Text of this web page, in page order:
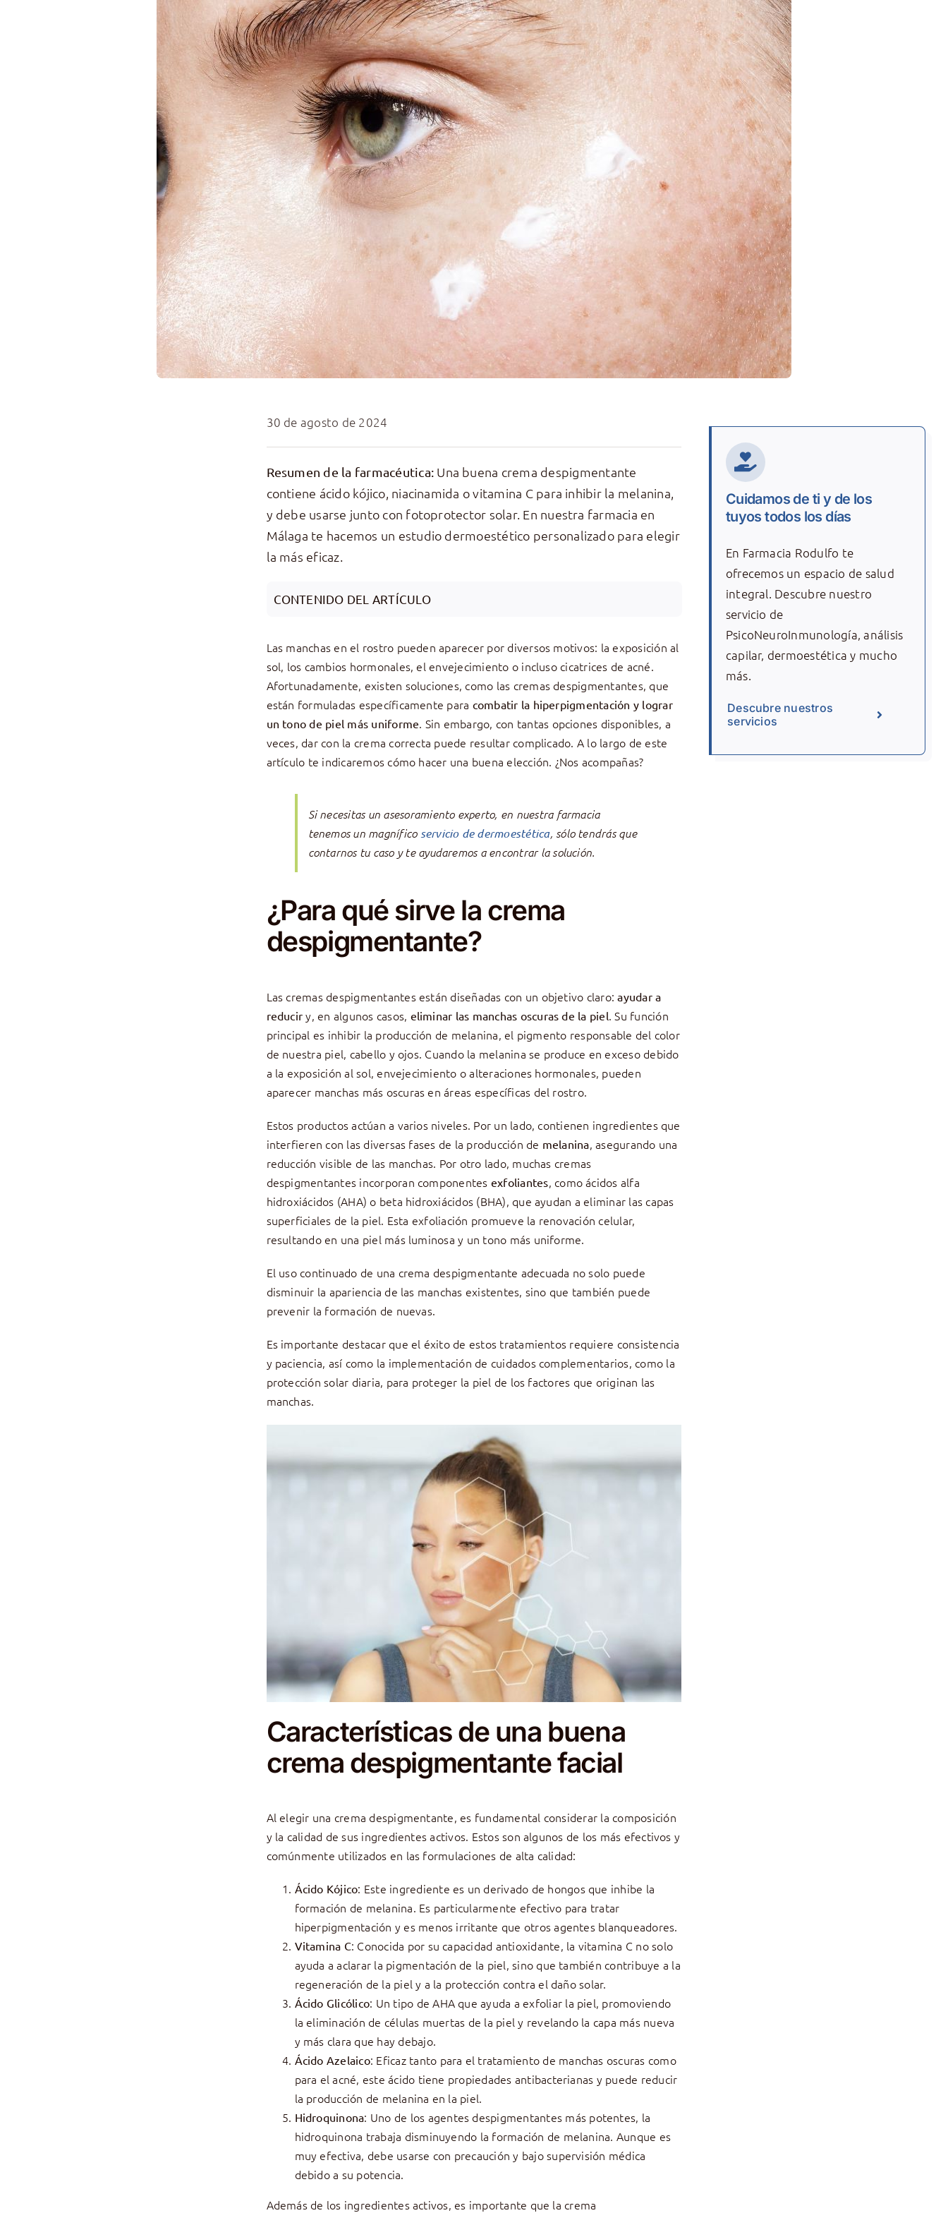
30 de agosto de 2024
Resumen de la farmacéutica: Una buena crema despigmentante
contiene ácido kójico, niacinamida o vitamina C para inhibir la melanina,
y debe usarse junto con fotoprotector solar. En nuestra farmacia en
Málaga te hacemos un estudio dermoestético personalizado para elegir
la más eficaz.
CONTENIDO DEL ARTÍCULO
Las manchas en el rostro pueden aparecer por diversos motivos: la exposición al
sol, los cambios hormonales, el envejecimiento o incluso cicatrices de acné.
Afortunadamente, existen soluciones, como las cremas despigmentantes, que
están formuladas específicamente para combatir la hiperpigmentación y lograr
un tono de piel más uniforme. Sin embargo, con tantas opciones disponibles, a
veces, dar con la crema correcta puede resultar complicado. A lo largo de este
artículo te indicaremos cómo hacer una buena elección. ¿Nos acompañas?
Si necesitas un asesoramiento experto, en nuestra farmacia
tenemos un magnífico servicio de dermoestética, sólo tendrás que
contarnos tu caso y te ayudaremos a encontrar la solución.
¿Para qué sirve la crema
despigmentante?
Las cremas despigmentantes están diseñadas con un objetivo claro:ayudar a
reducir y, en algunos casos, eliminar las manchas oscuras de la piel. Su función
principal es inhibir la producción de melanina, el pigmento responsable del color
de nuestra piel, cabello y ojos. Cuando la melanina se produce en exceso debido
a la exposición al sol, envejecimiento o alteraciones hormonales, pueden
aparecer manchas más oscuras en áreas específicas del rostro.
Estos productos actúan a varios niveles. Por un lado, contienen ingredientes que
interfieren con las diversas fases de la producción de melanina, asegurando una
reducción visible de las manchas. Por otro lado, muchas cremas
despigmentantes incorporan componentes exfoliantes, como ácidos alfa
hidroxiácidos (AHA) o beta hidroxiácidos (BHA), que ayudan a eliminar las capas
superficiales de la piel. Esta exfoliación promueve la renovación celular,
resultando en una piel más luminosa y un tono más uniforme.
El uso continuado de una crema despigmentante adecuada no solo puede
disminuir la apariencia de las manchas existentes, sino que también puede
prevenir la formación de nuevas.
Es importante destacar que el éxito de estos tratamientos requiere consistencia
y paciencia, así como la implementación de cuidados complementarios, como la
protección solar diaria, para proteger la piel de los factores que originan las
manchas.
Características de una buena
crema despigmentante facial
Al elegir una crema despigmentante, es fundamental considerar la composición
y la calidad de sus ingredientes activos. Estos son algunos de los más efectivos y
comúnmente utilizados en las formulaciones de alta calidad:
Ácido Kójico: Este ingrediente es un derivado de hongos que inhibe la
formación de melanina. Es particularmente efectivo para tratar
hiperpigmentación y es menos irritante que otros agentes blanqueadores.
Vitamina C: Conocida por su capacidad antioxidante, la vitamina C no solo
ayuda a aclarar la pigmentación de la piel, sino que también contribuye a la
regeneración de la piel y a la protección contra el daño solar.
Ácido Glicólico: Un tipo de AHA que ayuda a exfoliar la piel, promoviendo
la eliminación de células muertas de la piel y revelando la capa más nueva
y más clara que hay debajo.
Ácido Azelaico: Eficaz tanto para el tratamiento de manchas oscuras como
para el acné, este ácido tiene propiedades antibacterianas y puede reducir
la producción de melanina en la piel.
Hidroquinona: Uno de los agentes despigmentantes más potentes, la
hidroquinona trabaja disminuyendo la formación de melanina. Aunque es
muy efectiva, debe usarse con precaución y bajo supervisión médica
debido a su potencia.
Además de los ingredientes activos, es importante que la crema
Cuidamos de ti y de los
tuyos todos los días
En Farmacia Rodulfo te
ofrecemos un espacio de salud
integral. Descubre nuestro
servicio de
PsicoNeuroInmunología, análisis
capilar, dermoestética y mucho
más.
Descubre nuestros
servicios